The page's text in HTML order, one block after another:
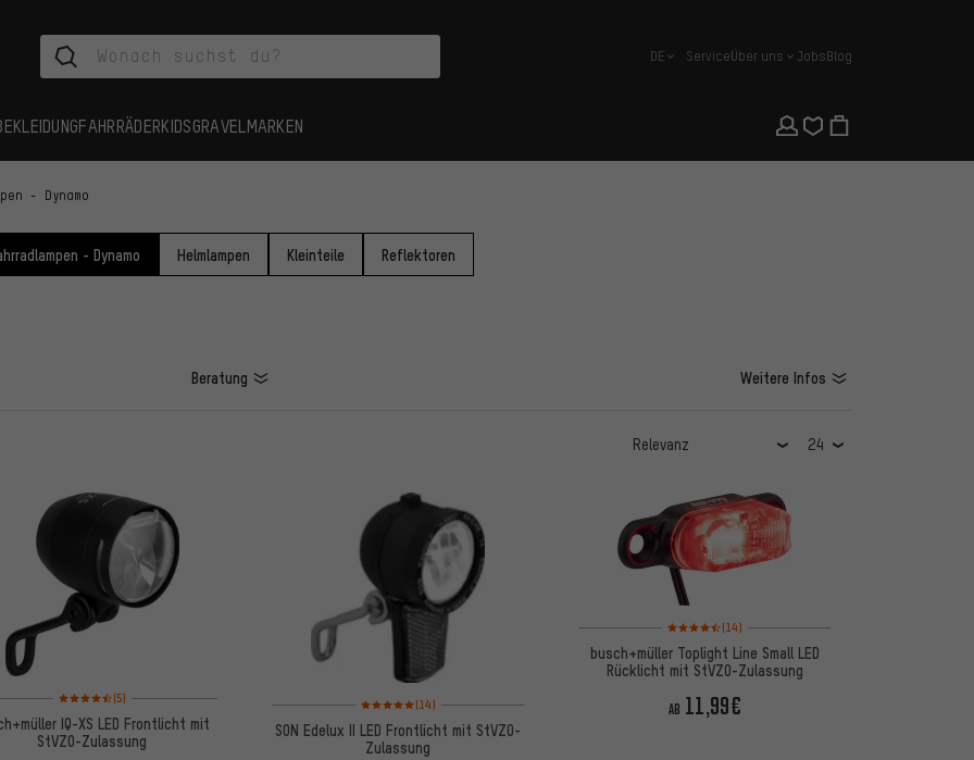
Deutsch
DE ServiceÜber uns JobsBlog
FAHRRÄDERKIDSGRAVEL MARKEN
- Dynamo
- Dynamo Helmlampen Kleinteile Reflektoren
Beratung Weitere Infos
Bewertungen: 4,5 von 5 basierend auf 5 Bewertungen
(5)
IQ-XS LED Frontlicht mit
StVZO-Zulassung
Bewertungen: 5 von 5 basierend auf 14 Bewertungen
(14)
SON Edelux II LED Frontlicht mit StVZO-
Zulassung
Bewertungen: 4,5 von 5 basierend auf 14 Bewertungen
(14)
busch+müller Toplight Line Small LED
Rücklicht mit StVZO-Zulassung
AB 11,99€